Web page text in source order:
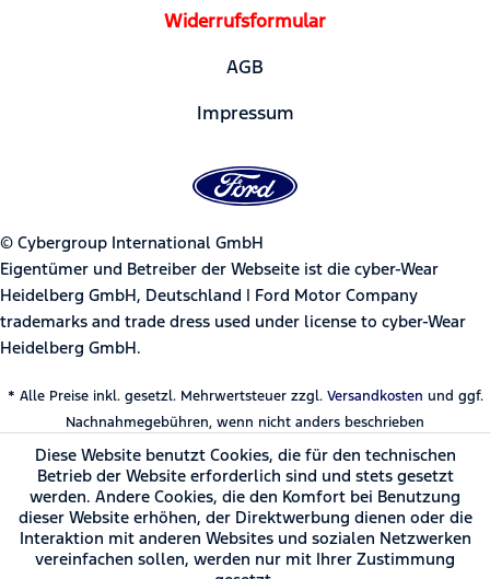
Widerrufsformular
AGB
Impressum
© Cybergroup International GmbH
Eigentümer und Betreiber der Webseite ist die cyber-Wear
Heidelberg GmbH, Deutschland | Ford Motor Company
trademarks and trade dress used under license to cyber-Wear
Heidelberg GmbH.
* Alle Preise inkl. gesetzl. Mehrwertsteuer zzgl. Versandkosten und ggf.
Nachnahmegebühren, wenn nicht anders beschrieben
Diese Website benutzt Cookies, die für den technischen
Betrieb der Website erforderlich sind und stets gesetzt
werden. Andere Cookies, die den Komfort bei Benutzung
dieser Website erhöhen, der Direktwerbung dienen oder die
Interaktion mit anderen Websites und sozialen Netzwerken
vereinfachen sollen, werden nur mit Ihrer Zustimmung